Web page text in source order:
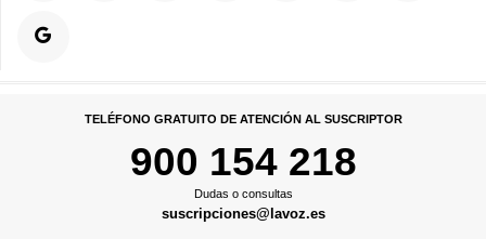
TELÉFONO GRATUITO DE ATENCIÓN AL SUSCRIPTOR
900 154 218
Dudas o consultas
suscripciones@lavoz.es